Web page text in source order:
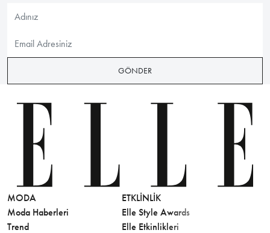
GÖNDER
MODA
Moda Haberleri
Trend
ETKLINLIK
Elle Style Awards
Elle Etkinlikleri